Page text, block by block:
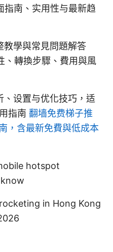
南、实用性与最新趋
教學與常見問題解答
、轉換步驟、費用與風
设置与优化技巧，适
指南 翻墙免费梯子推
，含最新免費與低成本
hotspot
in Hong Kong